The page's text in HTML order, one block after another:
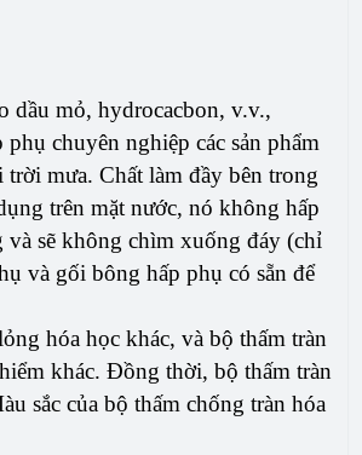
dầu mỏ, hydrocacbon, v.v.,
chuyên nghiệp các sản phẩm
mưa. Chất làm đầy bên trong
trên mặt nước, nó không hấp
và sẽ không chìm xuống đáy (chỉ
và gối bông hấp phụ có sẵn để
hóa học khác, và bộ thấm tràn
khác. Đồng thời, bộ thấm tràn
sắc của bộ thấm chống tràn hóa